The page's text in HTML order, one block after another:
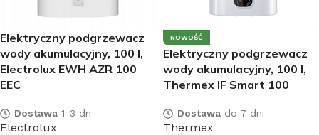
Elektryczny podgrzewacz
wody akumulacyjny, 100 l,
Electrolux EWH AZR 100
EEC
Dostawa 1-3 dn
Electrolux
NOWOŚĆ
Elektryczny podgrzewacz
wody akumulacyjny, 100 l,
Thermex IF Smart 100
Dostawa do 7 dni
Thermex